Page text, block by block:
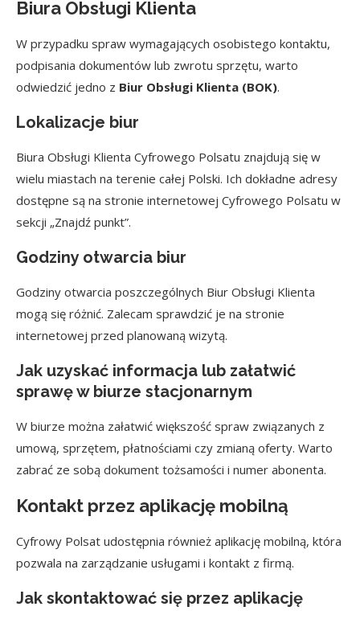
Biura Obsługi Klienta
W przypadku spraw wymagających osobistego kontaktu,
podpisania dokumentów lub zwrotu sprzętu, warto
odwiedzić jedno z Biur Obsługi Klienta (BOK).
Lokalizacje biur
Biura Obsługi Klienta Cyfrowego Polsatu znajdują się w
wielu miastach na terenie całej Polski. Ich dokładne adresy
dostępne są na stronie internetowej Cyfrowego Polsatu w
sekcji „Znajdź punkt”.
Godziny otwarcia biur
Godziny otwarcia poszczególnych Biur Obsługi Klienta
mogą się różnić. Zalecam sprawdzić je na stronie
internetowej przed planowaną wizytą.
Jak uzyskać informacja lub załatwić
sprawę w biurze stacjonarnym
W biurze można załatwić większość spraw związanych z
umową, sprzętem, płatnościami czy zmianą oferty. Warto
zabrać ze sobą dokument tożsamości i numer abonenta.
Kontakt przez aplikację mobilną
Cyfrowy Polsat udostępnia również aplikację mobilną, która
pozwala na zarządzanie usługami i kontakt z firmą.
Jak skontaktować się przez aplikację